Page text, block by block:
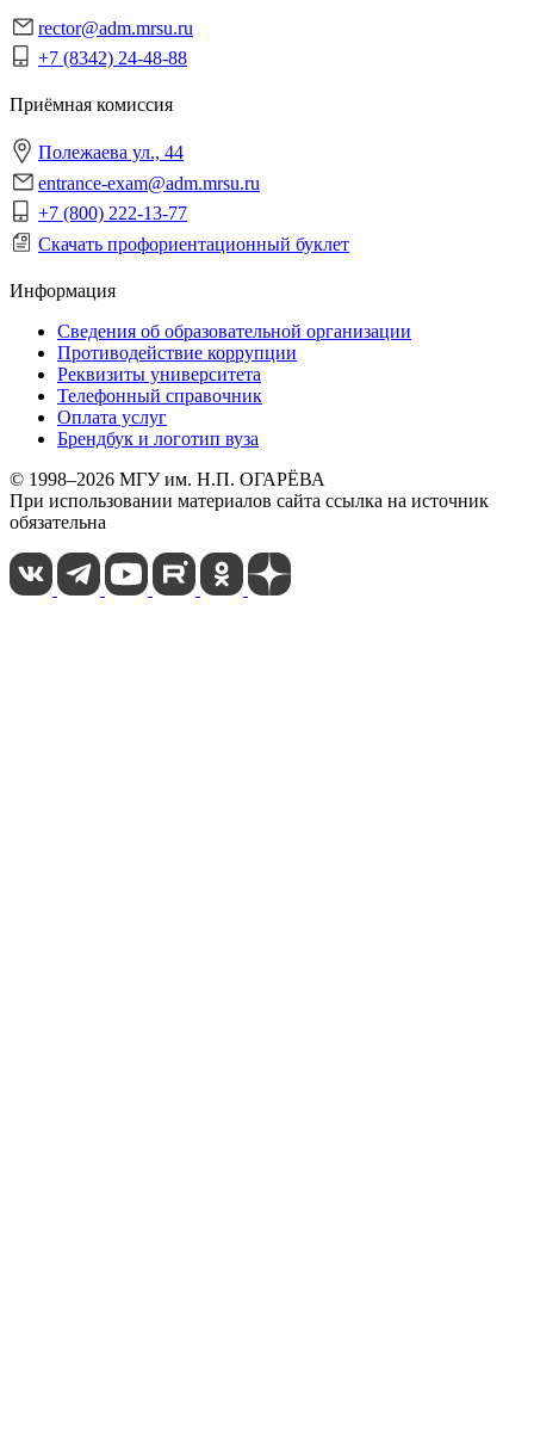
rector@adm.mrsu.ru
+7 (8342) 24-48-88
Приёмная комиссия
Полежаева ул., 44
entrance-exam@adm.mrsu.ru
+7 (800) 222-13-77
Скачать профориентационный буклет
Информация
Сведения об образовательной организации
Противодействие коррупции
Реквизиты университета
Телефонный справочник
Оплата услуг
Брендбук и логотип вуза
© 1998–2026 МГУ им. Н.П. ОГАРЁВА
При использовании материалов сайта ссылка на источник
обязательна